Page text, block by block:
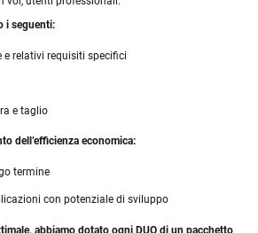
i seguenti:
relativi requisiti specifici
e taglio
dell’efficienza economica:
termine
con potenziale di sviluppo
abbiamo dotato ogni DUO di un pacchetto